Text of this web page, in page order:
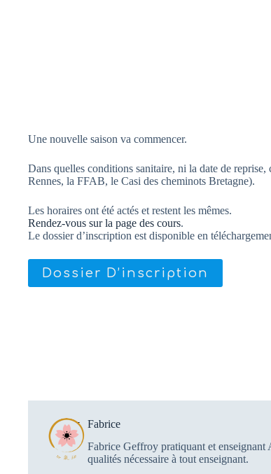
Une nouvelle saison va commencer.
Dans quelles conditions sanitaire, ni la date de
Rennes, la FFAB, le Casi des cheminots Bretagne).
Les horaires ont été actés et restent les mêmes.
Rendez-vous sur la page des cours.
Le dossier d’inscription est disponible en
Dossier D’inscription
Fabrice
Fabrice Geffroy pratiquant et enseignant
qualités nécessaire à tout enseignant.